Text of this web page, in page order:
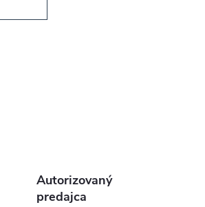
Autorizovaný
predajca